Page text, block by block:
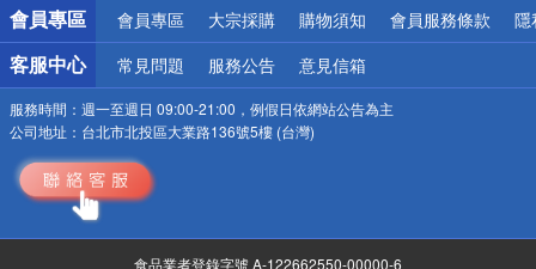
會員專區 會員專區 大宗採購 購物須知 會員服務條款 隱
客服中心 常見問題 服務公告 意見信箱
服務時間： 週一至週日 09:00-21:00，例假日依網站公告為主
公司地址： 台北市北投區大業路136號5樓 (台灣)
食品業者登錄字號 A-122662550-00000-6